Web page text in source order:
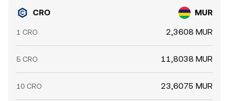
CRO MUR
1 CRO 2,3608 MUR
5 CRO 11,8038 MUR
10 CRO 23,6075 MUR